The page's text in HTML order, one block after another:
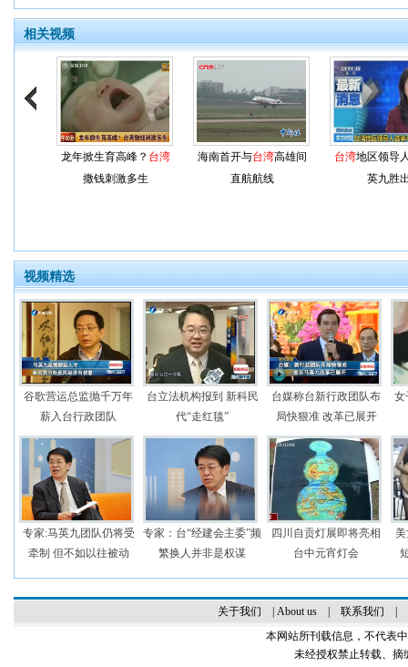
相关视频
龙年掀生育高峰？ 台湾
撒钱刺激多生
海南首开与台湾高雄间
直航航线
台湾地区领导
英九胜
视频精选
谷歌营运总监抛千万年
薪入台行政团队
台立法机构报到 新科民
代“走红毯”
台媒称台新行政团队布
局快狠准 改革已展开
女
专家:马英九团队仍将受
牵制 但不如以往被动
专家：台“经建会主委”频
繁换人并非是权谋
四川自贡灯展即将亮相
台中元宵灯会
关于我们 About us| 联系我们
本网站所刊载信息，不代表
未经授权禁止转载、摘